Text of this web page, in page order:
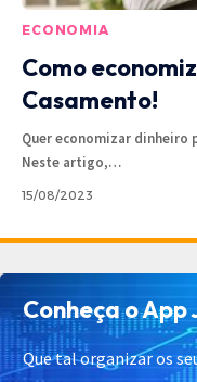
ECONOMIA
Como
Casamento!
Quer economizar dinheiro
Neste artigo,…
15/08/2023
Termos de Uso
Conheça o App
Que tal organizar os